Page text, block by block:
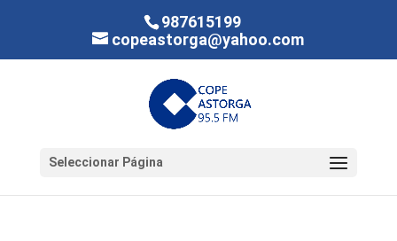
987615199
copeastorga@yahoo.com
Seleccionar Página